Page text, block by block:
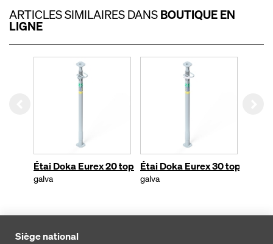
ARTICLES SIMILAIRES DANS BOUTIQUE EN
LIGNE
Étai Doka Eurex 20 top
galva
Étai Doka Eurex 30 top
galva
Siège national